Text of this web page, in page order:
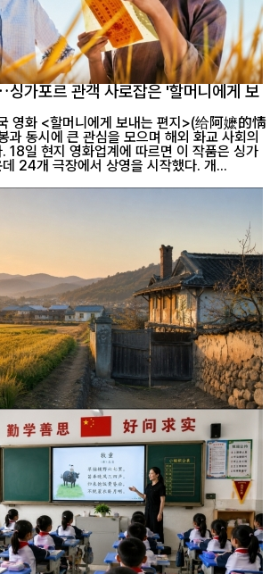
가포르 관객 사로잡은 '할머니에게 보
영화 <할머니에게 보내는 편지>(给阿嬷的情
과 동시에 큰 관심을 모으며 해외 화교 사회의
24개 극장에서 상영을 시작했다. 개...